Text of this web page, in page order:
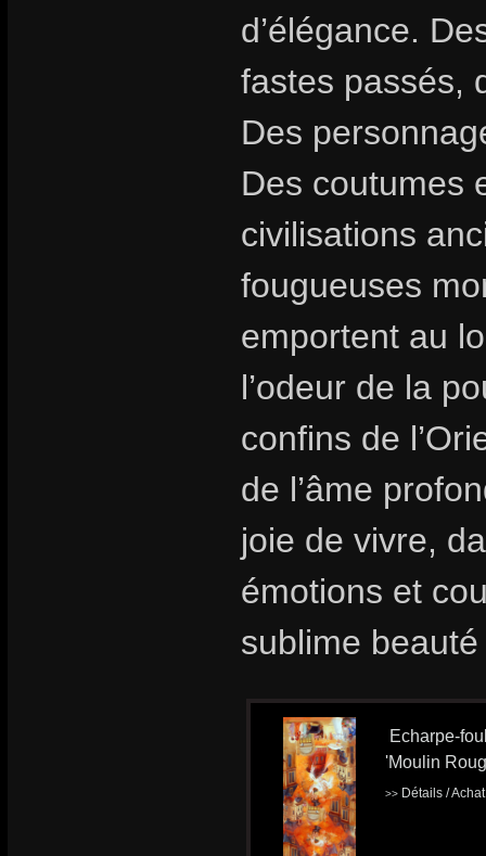
d’élégance.
fastes passés,
Des
Des coutumes
civilisations
fougueuses
emportent au
l’odeur de la
confins de
de l’âme
joie de vivre,
émotions et
sublime
Echarpe-
'Moulin
>> Détails /